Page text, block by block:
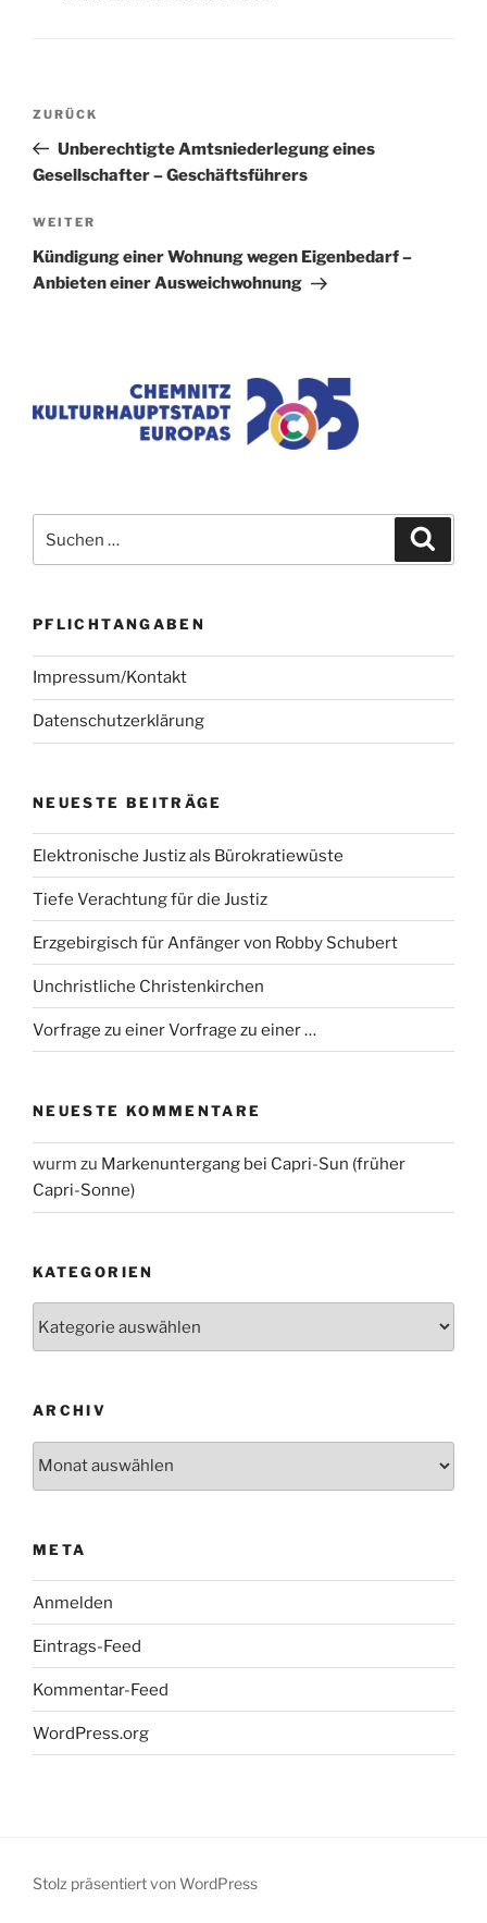
Beitragsnavigation
Vorheriger
Beitrag
ZURÜCK
Unberechtigte Amtsniederlegung eines
Gesellschafter – Geschäftsführers
Nächster
Beitrag
WEITER
Kündigung einer Wohnung wegen Eigenbedarf –
Anbieten einer Ausweichwohnung
nach:
PFLICHTANGABEN
Impressum/Kontakt
Datenschutzerklärung
NEUESTE BEITRÄGE
Elektronische Justiz als Bürokratiewüste
Tiefe Verachtung für die Justiz
Erzgebirgisch für Anfänger von Robby Schubert
Unchristliche Christenkirchen
Vorfrage zu einer Vorfrage zu einer …
NEUESTE KOMMENTARE
wurm zu Markenuntergang bei Capri-Sun (früher
Capri-Sonne)
KATEGORIEN
ARCHIV
META
Anmelden
Eintrags-Feed
Kommentar-Feed
WordPress.org
Stolz präsentiert von WordPress